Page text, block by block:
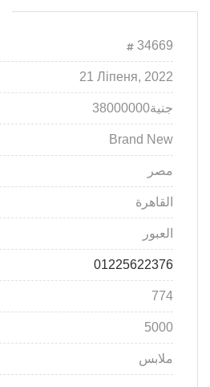
34669
21 Ліпеня, 2022
38000000جنية
Brand New
مصر
القاهرة
العبور
01225622376
774
5000
ملابس